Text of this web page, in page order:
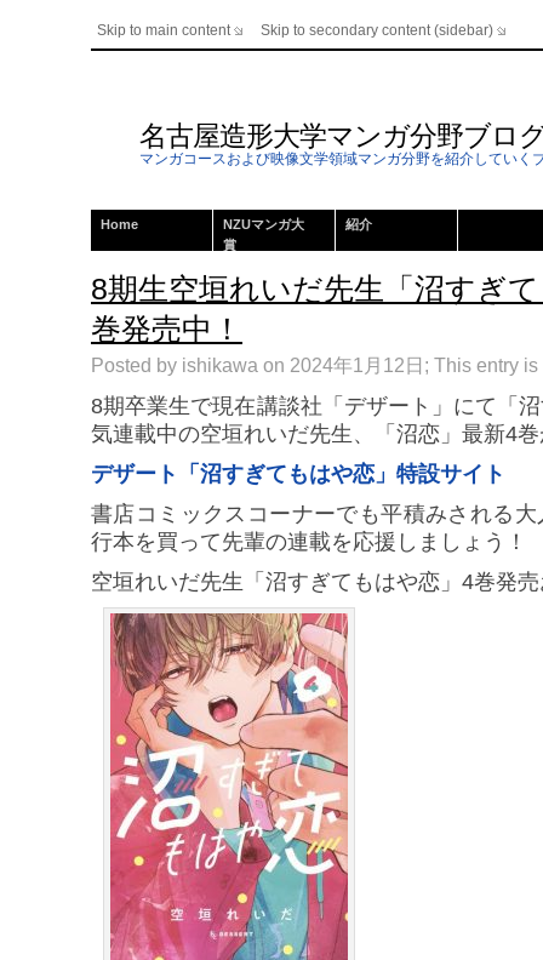
Skip to main content Skip to secondary content (sidebar)
名古屋造形大学マンガ分野ブロ
マンガコースおよび映像文学領域マンガ分野を紹介していく
Home
NZUマンガ大
賞
紹介
8期生空垣れいだ先生「沼すぎ
巻発売中！
Posted by ishikawa on 2024年1月12日; This entry
8期卒業生で現在講談社「デザート」にて「
気連載中の空垣れいだ先生、「沼恋」最新4
デザート「沼すぎてもはや恋」特設サイト
書店コミックスコーナーでも平積みされる
行本を買って先輩の連載を応援しましょう！
空垣れいだ先生「沼すぎてもはや恋」4巻発